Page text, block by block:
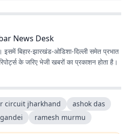
News Desk
बिहार-झारखंड-ओडिशा-दिल्‍ली समेत प्रभात
के जरिए भेजी खबरों का प्रकाशन होता है।
circuit jharkhand
ashok das
gandei ramesh murmu